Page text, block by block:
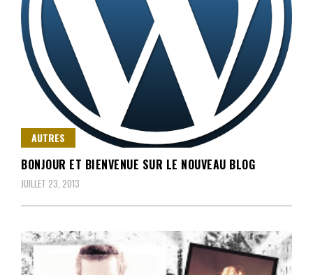
AUTRES
BONJOUR ET BIENVENUE SUR LE NOUVEAU BLOG
JUILLET 23, 2013